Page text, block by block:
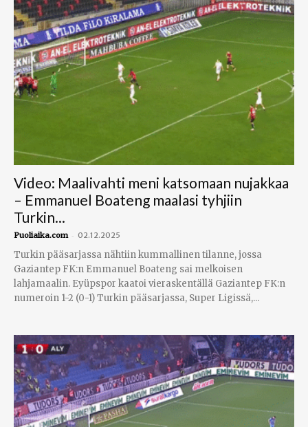
Video: Maalivahti meni katsomaan nujakkaa
– Emmanuel Boateng maalasi tyhjiin
Turkin...
Puoliaika.com - 02.12.2025
Turkin pääsarjassa nähtiin kummallinen tilanne, jossa
Gaziantep FK:n Emmanuel Boateng sai melkoisen
lahjamaalin. Eyüpspor kaatoi vieraskentällä Gaziantep FK:n
numeroin 1-2 (0-1) Turkin pääsarjassa, Super Ligissä,...